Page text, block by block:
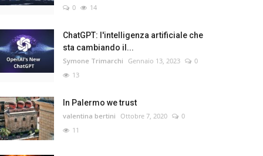
0 14
ChatGPT: l'intelligenza artificiale che
sta cambiando il...
Symone Trimarchi Gennaio 13, 2023
0
13
In Palermo we trust
valentina bertini Ottobre 7, 2020
0
11